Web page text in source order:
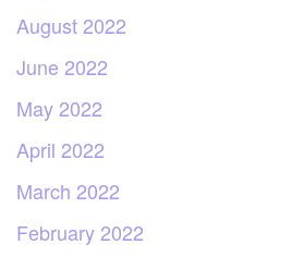
August 2022
June 2022
May 2022
April 2022
March 2022
February 2022